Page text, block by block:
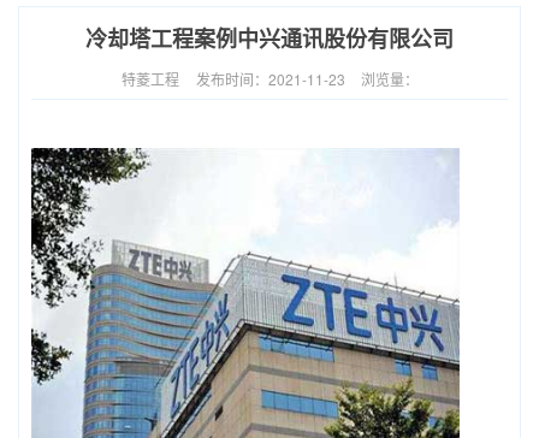
冷却塔工程案例中兴通讯股份有限公司
特菱工程 发布时间：2021-11-23 浏览量：